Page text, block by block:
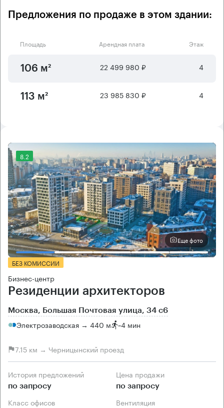
Предложения по продаже в этом здании:
Площадь Арендная плата Этаж
106 м² 22 499 980 ₽ 4
113 м² 23 985 830 ₽ 4
8.2
Еще фото
БЕЗ КОМИССИИ
Бизнес-центр
Резиденции архитекторов
Москва, Большая Почтовая улица, 34 с6
Электрозаводская → 440 м ~4 мин
7.15 км → Черницынский проезд
История предложений
по запросу
Цена продажи
по запросу
Класс офисов Вентиляция